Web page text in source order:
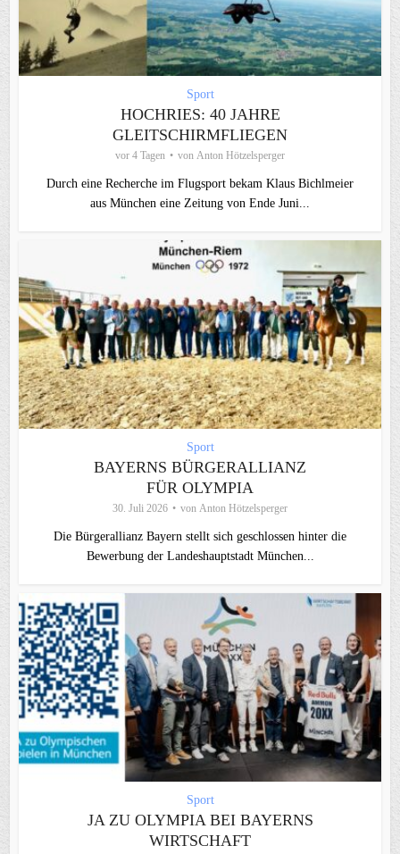
Sport
HOCHRIES: 40 JAHRE
GLEITSCHIRMFLIEGEN
vor 4 Tagen von Anton Hötzelsperger
Durch eine Recherche im Flugsport bekam Klaus Bichlmeier
aus München eine Zeitung von Ende Juni...
Sport
BAYERNS BÜRGERALLIANZ
FÜR OLYMPIA
30. Juli 2026 von Anton Hötzelsperger
Die Bürgerallianz Bayern stellt sich geschlossen hinter die
Bewerbung der Landeshauptstadt München...
Sport
JA ZU OLYMPIA BEI BAYERNS
WIRTSCHAFT